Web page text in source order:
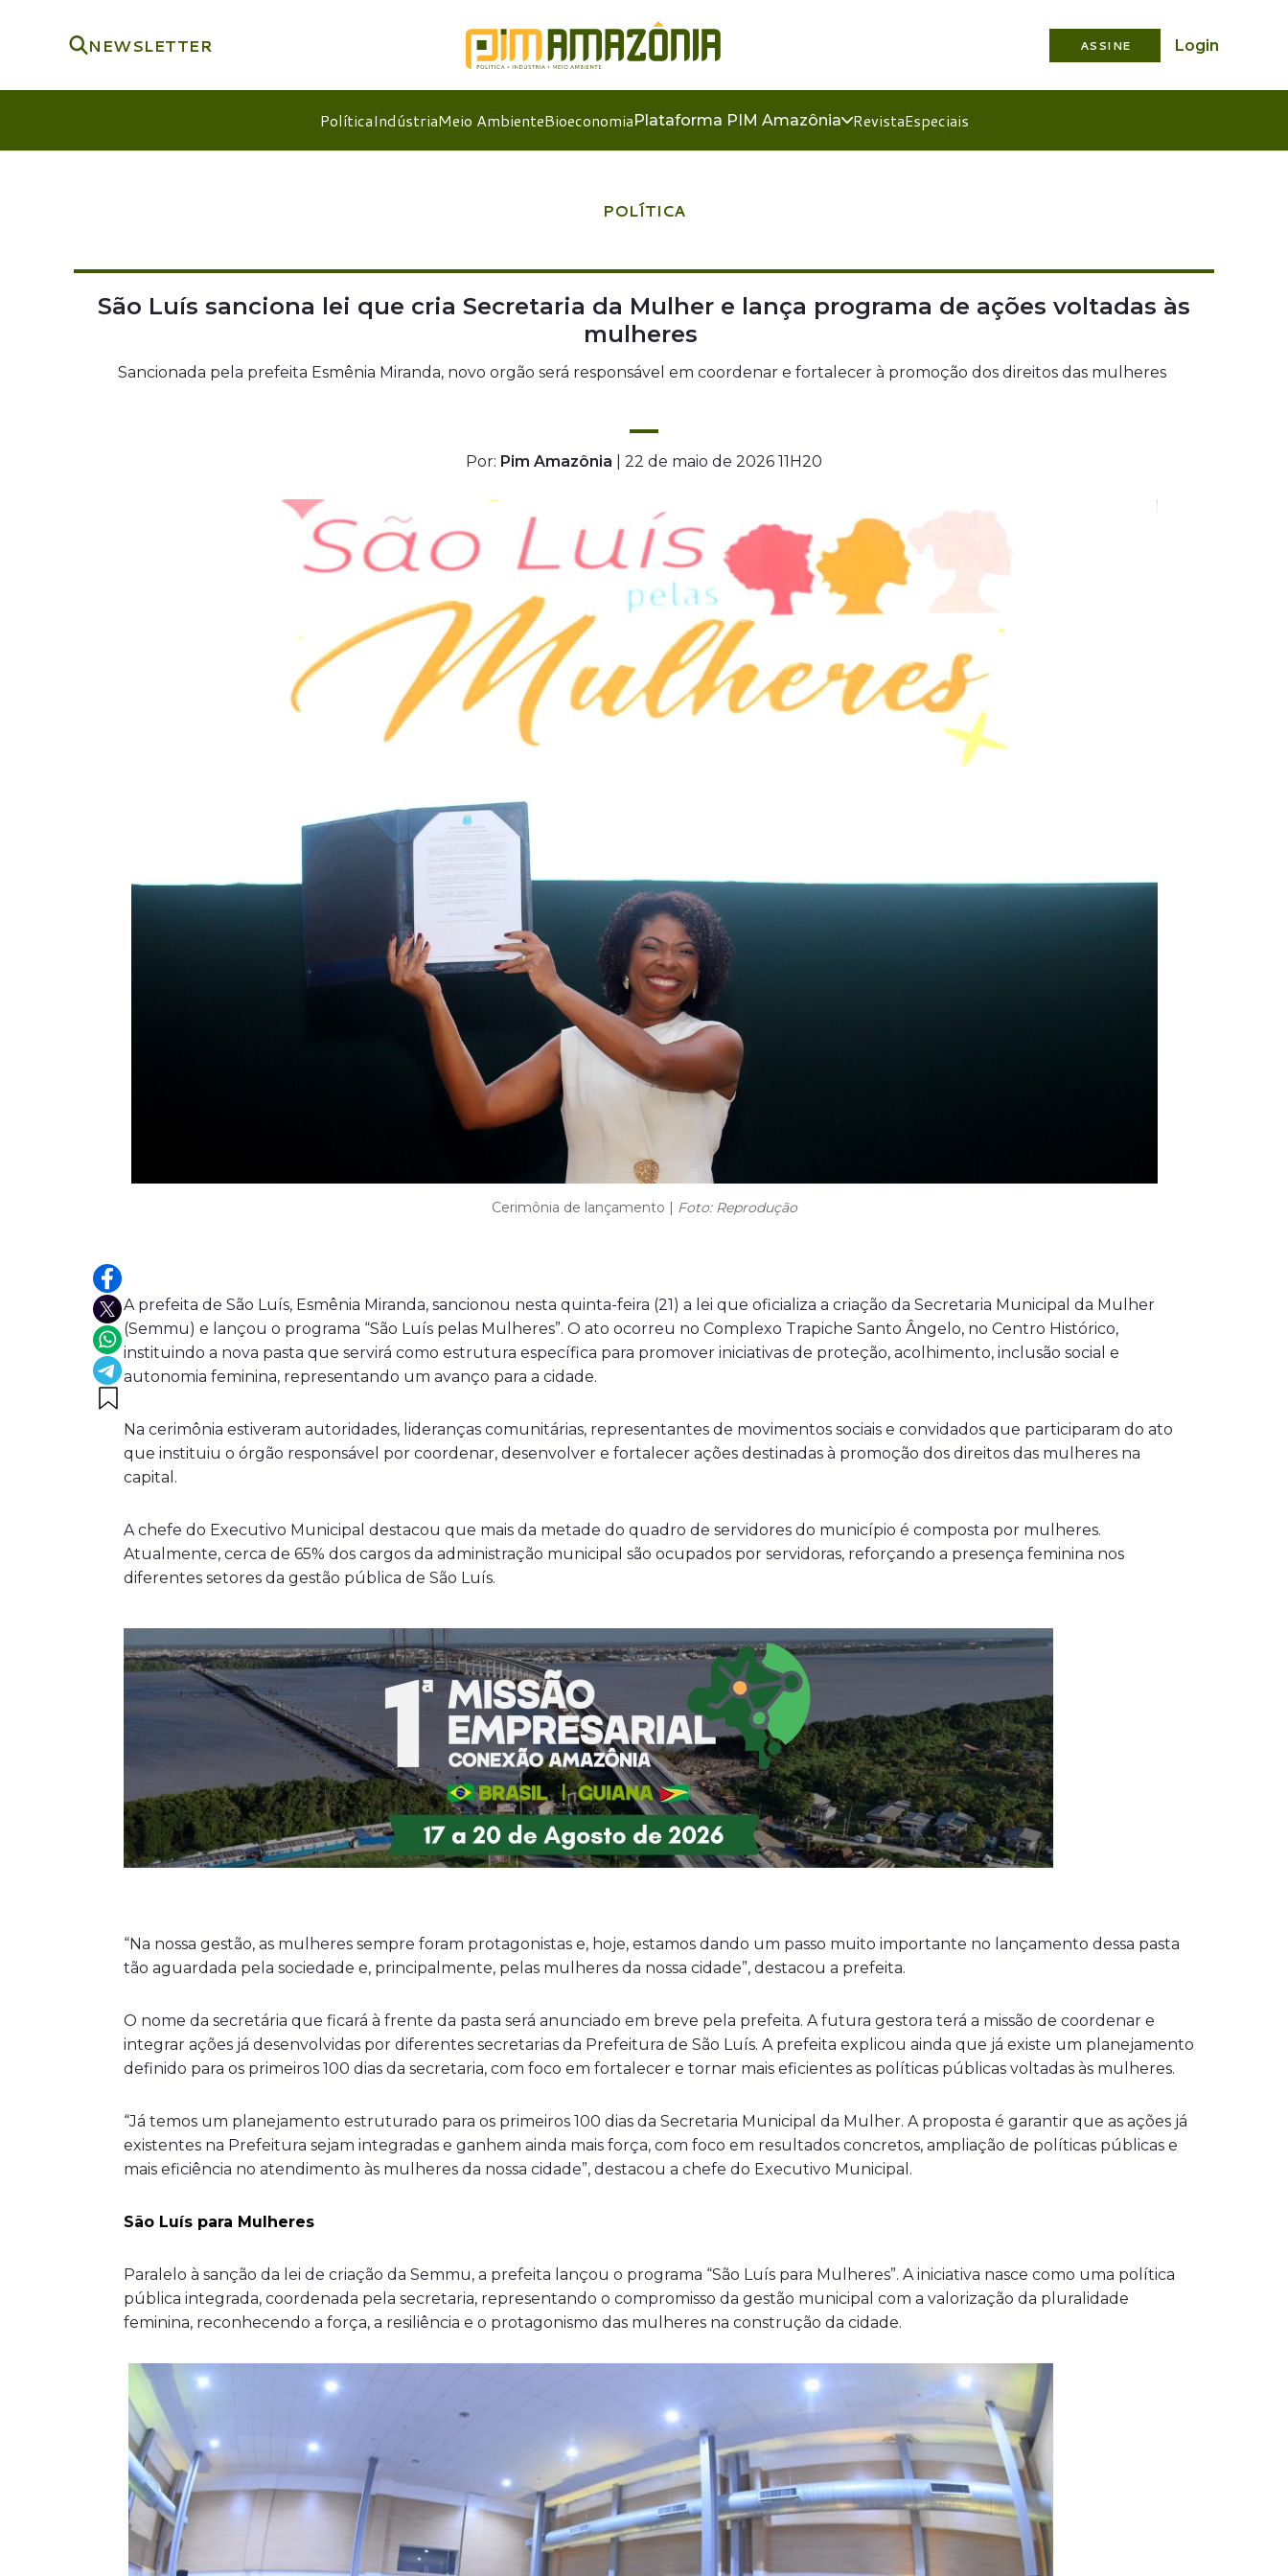
NEWSLETTER ASSINE Login
PolíticaIndústriaMeio AmbienteBioeconomiaPlataforma PIM Amazônia RevistaEspeciais
POLÍTICA
São Luís sanciona lei que cria Secretaria da Mulher e lança programa de ações voltadas às
mulheres
Sancionada pela prefeita Esmênia Miranda, novo orgão será responsável em coordenar e fortalecer à promoção dos direitos das mulheres
Por: Pim Amazônia | 22 de maio de 2026 11H20
Cerimônia de lançamento | Foto: Reprodução
A prefeita de São Luís, Esmênia Miranda, sancionou nesta quinta-feira (21) a lei que oficializa a criação da Secretaria Municipal da Mulher
(Semmu) e lançou o programa “São Luís pelas Mulheres”. O ato ocorreu no Complexo Trapiche Santo Ângelo, no Centro Histórico,
instituindo a nova pasta que servirá como estrutura específica para promover iniciativas de proteção, acolhimento, inclusão social e
autonomia feminina, representando um avanço para a cidade.
Na cerimônia estiveram autoridades, lideranças comunitárias, representantes de movimentos sociais e convidados que participaram do ato
que instituiu o órgão responsável por coordenar, desenvolver e fortalecer ações destinadas à promoção dos direitos das mulheres na
capital.
A chefe do Executivo Municipal destacou que mais da metade do quadro de servidores do município é composta por mulheres.
Atualmente, cerca de 65% dos cargos da administração municipal são ocupados por servidoras, reforçando a presença feminina nos
diferentes setores da gestão pública de São Luís.
“Na nossa gestão, as mulheres sempre foram protagonistas e, hoje, estamos dando um passo muito importante no lançamento dessa pasta
tão aguardada pela sociedade e, principalmente, pelas mulheres da nossa cidade”, destacou a prefeita.
O nome da secretária que ficará à frente da pasta será anunciado em breve pela prefeita. A futura gestora terá a missão de coordenar e
integrar ações já desenvolvidas por diferentes secretarias da Prefeitura de São Luís. A prefeita explicou ainda que já existe um planejamento
definido para os primeiros 100 dias da secretaria, com foco em fortalecer e tornar mais eficientes as políticas públicas voltadas às mulheres.
“Já temos um planejamento estruturado para os primeiros 100 dias da Secretaria Municipal da Mulher. A proposta é garantir que as ações já
existentes na Prefeitura sejam integradas e ganhem ainda mais força, com foco em resultados concretos, ampliação de políticas públicas e
mais eficiência no atendimento às mulheres da nossa cidade”, destacou a chefe do Executivo Municipal.
São Luís para Mulheres
Paralelo à sanção da lei de criação da Semmu, a prefeita lançou o programa “São Luís para Mulheres”. A iniciativa nasce como uma política
pública integrada, coordenada pela secretaria, representando o compromisso da gestão municipal com a valorização da pluralidade
feminina, reconhecendo a força, a resiliência e o protagonismo das mulheres na construção da cidade.